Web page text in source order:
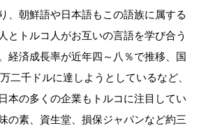
、朝鮮語や日本語もこの語族に属する
とトルコ人がお互いの言語を学び合う
経済成長率が近年四～八％で推移、国
二千ドルに達しようとしているなど、
本の多くの企業もトルコに注目してい
の素、資生堂、損保ジャパンなど約三